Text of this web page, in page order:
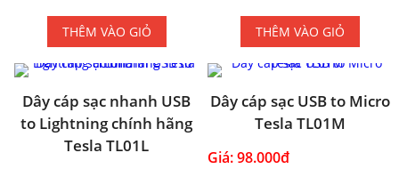
THÊM VÀO GIỎ THÊM VÀO GIỎ
Dây cáp sạc nhanh USB
to Lightning chính hãng
Tesla TL01L
Dây cáp sạc USB to Micro
Tesla TL01M
Giá: 98.000đ